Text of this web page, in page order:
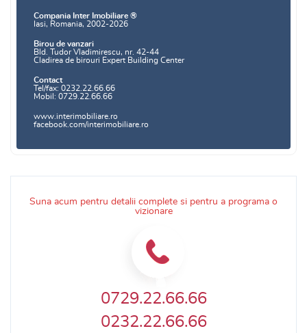
Suna acum pentru detalii complete si pentru a programa o
vizionare
0729.22.66.66
0232.22.66.66
Compania Inter Imobiliare ®
Iasi, Romania, 2002-2026
Birou de vanzari
Bld. Tudor Vladimirescu, nr. 42-44
Cladirea de birouri Expert Building Center
Contact
Tel/fax: 0232.22.66.66
Mobil: 0729.22.66.66
www.interimobiliare.ro
facebook.com/interimobiliare.ro